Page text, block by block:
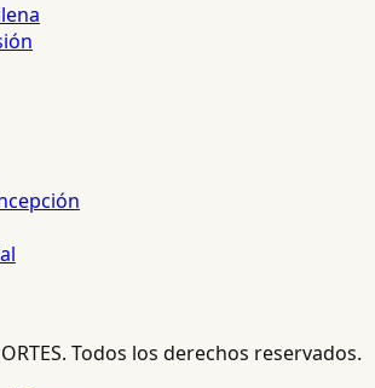
Todos los derechos reservados.